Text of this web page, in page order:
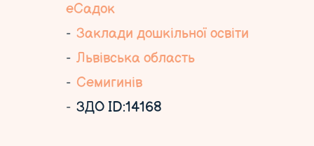
еСадок
Заклади дошкільної освіти
Львівська область
Семигинів
ЗДО ID:14168